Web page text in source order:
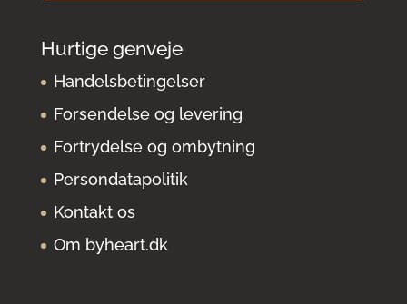
Hurtige genveje
Handelsbetingelser
Forsendelse og levering
Fortrydelse og ombytning
Persondatapolitik
Kontakt os
Om byheart.dk